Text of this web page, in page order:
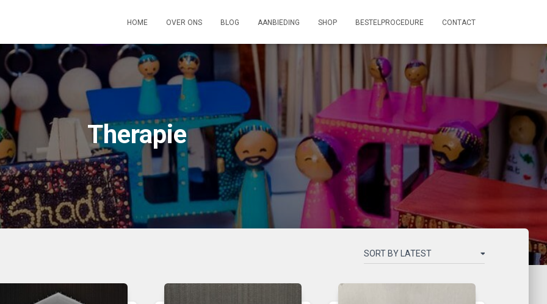
HOME OVER ONS BLOG AANBIEDING SHOP BESTELPROCEDURE CONTACT
Therapie